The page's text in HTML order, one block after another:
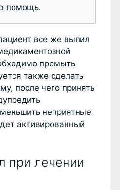
помощь.
все же выпил
промыть
также сделать
после чего принять
неприятные
активированный
при лечении